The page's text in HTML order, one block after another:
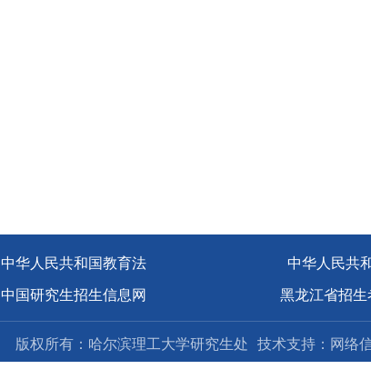
中华人民共和国教育法 中华人民共
中国研究生招生信息网 黑龙江省招生
版权所有：哈尔滨理工大学研究生处 技术支持：网络